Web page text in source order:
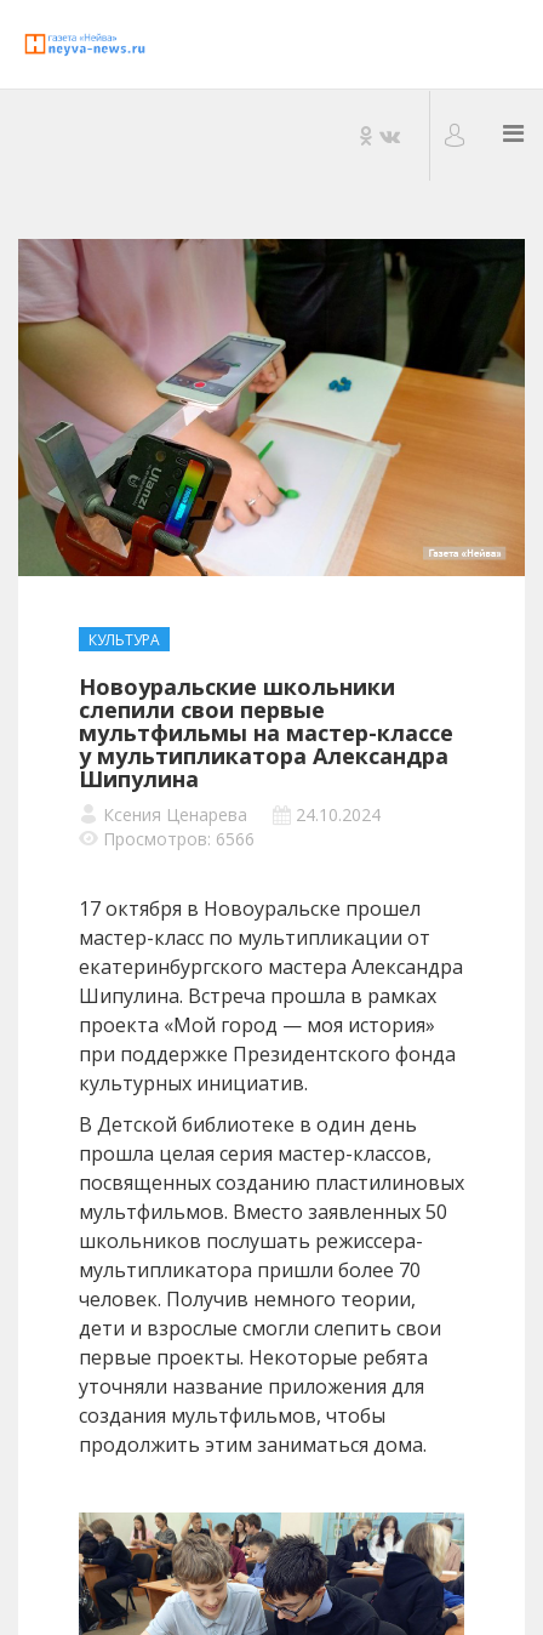
КУЛЬТУРА
Новоуральские школьники
слепили свои первые
мультфильмы на мастер-классе
у мультипликатора Александра
Шипулина
Ксения Ценарева
24.10.2024
Просмотров: 6566
17 октября в Новоуральске прошел
мастер-класс по мультипликации от
екатеринбургского мастера Александра
Шипулина. Встреча прошла в рамках
проекта «Мой город — моя история»
при поддержке Президентского фонда
культурных инициатив.
В Детской библиотеке в один день
прошла целая серия мастер-классов,
посвященных созданию пластилиновых
мультфильмов. Вместо заявленных 50
школьников послушать режиссера-
мультипликатора пришли более 70
человек. Получив немного теории,
дети и взрослые смогли слепить свои
первые проекты. Некоторые ребята
уточняли название приложения для
создания мультфильмов, чтобы
продолжить этим заниматься дома.